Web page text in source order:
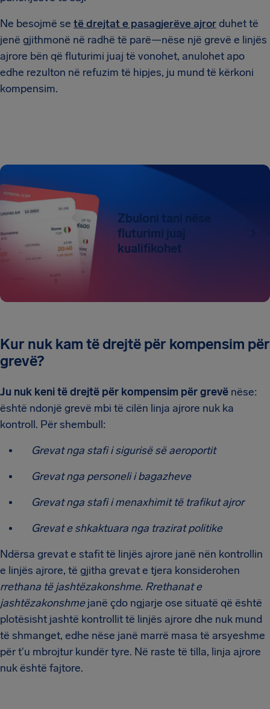
Ne besojmë se të drejtat e pasagjerëve ajrorduhet të
jenë gjithmonë në radhë të parë—nëse një grevë e linjës
ajrore bën që fluturimi juaj të vonohet, anulohet apo
edhe rezulton në refuzim të hipjes, ju mund të kërkoni
kompensim.
Zbuloni tani nëse
fluturimi juaj
kualifikohet
Kur nuk kam të drejtë për kompensim për
grevë?
Ju nuk keni të drejtë për kompensim për grevë nëse:
është ndonjë grevë mbi të cilën linja ajrore nuk ka
kontroll. Për shembull:
Grevat nga stafi i sigurisë së aeroportit
Grevat nga personeli i bagazheve
Grevat nga stafi i menaxhimit të trafikut ajror
Grevat e shkaktuara nga trazirat politike
Ndërsa grevat e stafit të linjës ajrore janë nën kontrollin
e linjës ajrore, të gjitha grevat e tjera konsiderohen
rrethana të jashtëzakonshme. Rrethanat e
jashtëzakonshmejanë çdo ngjarje ose situatë që është
plotësisht jashtë kontrollit të linjës ajrore dhe nuk mund
të shmanget, edhe nëse janë marrë masa të arsyeshme
për t'u mbrojtur kundër tyre. Në raste të tilla, linja ajrore
nuk është fajtore.